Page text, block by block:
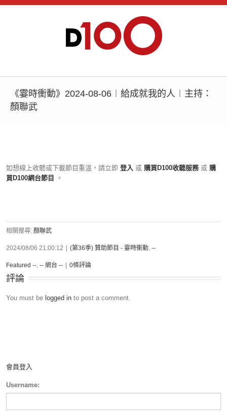
《霎時衝動》2024-08-06︱給成就我的人︱主持：
顏聯武
如想線上收聽或下載節目重溫，請立即 登入 或 購買D100收聽服務 或 購
買D100網台節目
。
相關搜尋: 顏聯武
2024/08/06 21:00:12 (第36季) 贊助節目 - 霎時衝動, --
Featured --, -- 網台 -- 0條評論
評論
You must be logged in to post a comment.
會員登入
Username: